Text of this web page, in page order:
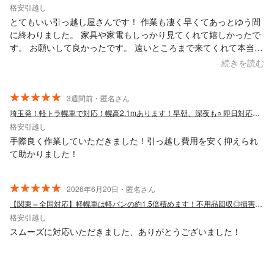
格安引越し
とてもいい引っ越し屋さんです！ 作業も凄く早くてあっとゆう間
に終わりました。 家具や家電もしっかり見てくれて嬉しかったで
す。 お願いして良かったです。 遠いところまで来てくれて本当に
続きを読む
3週間前・匿名さん
埼玉発！軽トラ幌車で対応！幌高2.1mあります！早朝、深夜も○ 即日対応可能！
格安引越し
手際良く作業していただきました！引っ越し費用を安く抑えられ
て助かりました！
2026年6月20日・匿名さん
【関東⇔全国対応】軽幌車は軽バンの約1.5倍積めます！不用品回収◎損害保険加入
格安引越し
スムーズに対応いただきました、ありがとうございました！